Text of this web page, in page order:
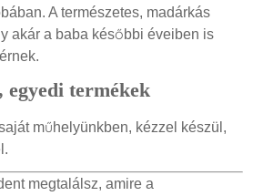
A természetes, madárkás
akár a baba későbbi éveiben is
egyedi termékek
műhelyünkben, kézzel készül,
megtalálsz, amire a